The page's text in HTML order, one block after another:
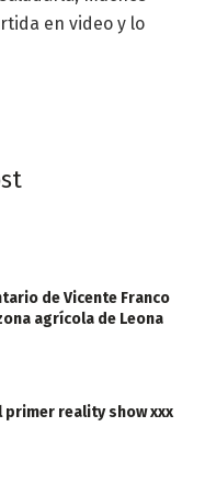
en video y lo
de Vicente Franco
agrícola de Leona
primer reality show xxx